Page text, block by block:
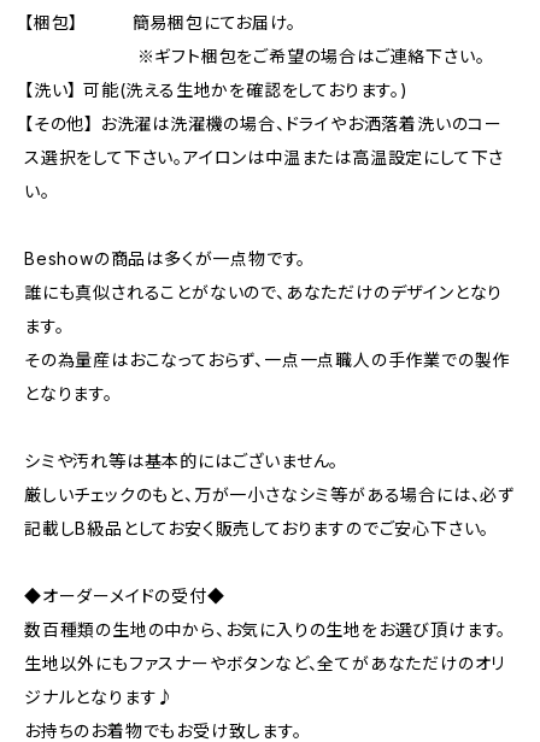
【梱包】 簡易梱包にてお届け。
※ギフト梱包をご希望の場合はご連絡下さい。
【洗い】 可能(洗える生地かを確認をしております。)
【その他】 お洗濯は洗濯機の場合、ドライやお洒落着洗いのコー
ス選択をして下さい。アイロンは中温または高温設定にして下さ
い。
Beshowの商品は多くが一点物です。
誰にも真似されることがないので、あなただけのデザインとなり
ます。
その為量産はおこなっておらず、一点一点職人の手作業での製作
となります。
シミや汚れ等は基本的にはございません。
厳しいチェックのもと、万が一小さなシミ等がある場合には、必ず
記載しB級品としてお安く販売しておりますのでご安心下さい。
◆オーダーメイドの受付◆
数百種類の生地の中から、お気に入りの生地をお選び頂けます。
生地以外にもファスナーやボタンなど、全てがあなただけのオリ
ジナルとなります♪
お持ちのお着物でもお受け致します。